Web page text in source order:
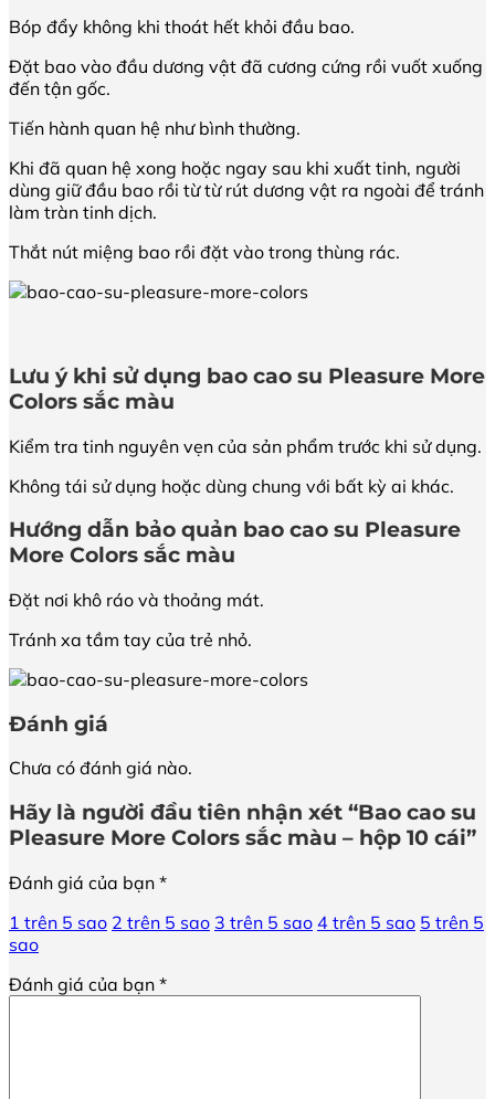
Bóp đẩy không khi thoát hết khỏi đầu bao.
Đặt bao vào đầu dương vật đã cương cứng rồi vuốt xuống
đến tận gốc.
Tiến hành quan hệ như bình thường.
Khi đã quan hệ xong hoặc ngay sau khi xuất tinh, người
dùng giữ đầu bao rồi từ từ rút dương vật ra ngoài để tránh
làm tràn tinh dịch.
Thắt nút miệng bao rồi đặt vào trong thùng rác.
Lưu ý khi sử dụng bao cao su Pleasure More
Colors sắc màu
Kiểm tra tinh nguyên vẹn của sản phẩm trước khi sử dụng.
Không tái sử dụng hoặc dùng chung với bất kỳ ai khác.
Hướng dẫn bảo quản bao cao su Pleasure
More Colors sắc màu
Đặt nơi khô ráo và thoảng mát.
Tránh xa tầm tay của trẻ nhỏ.
Đánh giá
Chưa có đánh giá nào.
Hãy là người đầu tiên nhận xét “Bao cao su
Pleasure More Colors sắc màu – hộp 10 cái”
Đánh giá của bạn *
1 trên 5 sao 2 trên 5 sao 3 trên 5 sao 4 trên 5 sao 5 trên 5
sao
Đánh giá của bạn *